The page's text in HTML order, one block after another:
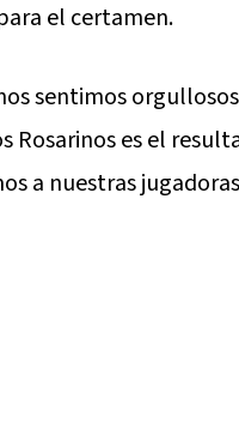
el certamen.
sentimos
Rosarinos es el
a nuestras